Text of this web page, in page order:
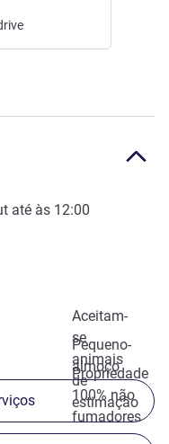
até às 12:00
Aceitam-
se
animais
de
estimação
Pequeno-
almoço
Propriedade
100% não
fumadores